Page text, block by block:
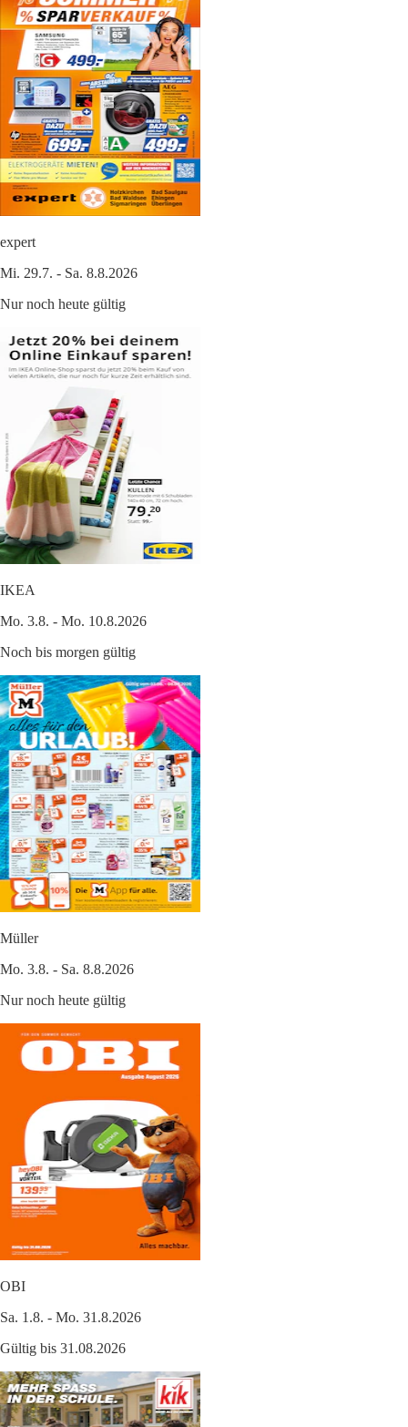
expert
Mi. 29.7. - Sa. 8.8.2026
Nur noch heute gültig
IKEA
Mo. 3.8. - Mo. 10.8.2026
Noch bis morgen gültig
Müller
Mo. 3.8. - Sa. 8.8.2026
Nur noch heute gültig
OBI
Sa. 1.8. - Mo. 31.8.2026
Gültig bis 31.08.2026